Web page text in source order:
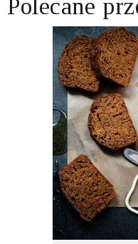
Polecane